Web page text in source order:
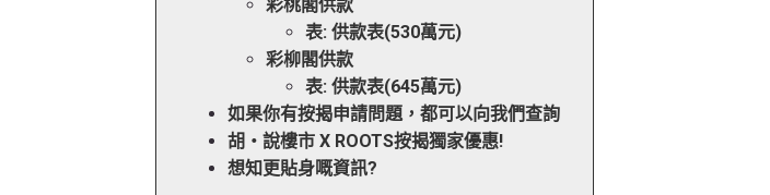
彩桃閣供款
表: 供款表(530萬元)
彩柳閣供款
表: 供款表(645萬元)
如果你有按揭申請問題，都可以向我們查詢
胡‧說樓市 X ROOTS按揭獨家優惠!
想知更貼身嘅資訊?